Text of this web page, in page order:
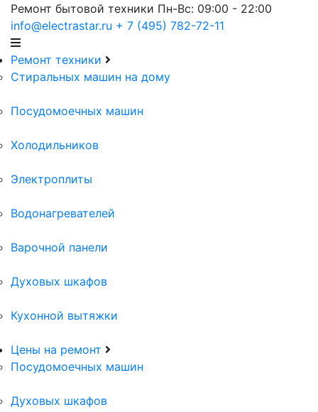
Ремонт бытовой техники Пн-Вс: 09:00 - 22:00
info@electrastar.ru + 7 (495) 782-72-11
Ремонт техники
Cтиральных машин на дому
Посудомоечных машин
Холодильников
Электроплиты
Водонагревателей
Варочной панели
Духовых шкафов
Кухонной вытяжки
Цены на ремонт
Посудомоечных машин
Духовых шкафов